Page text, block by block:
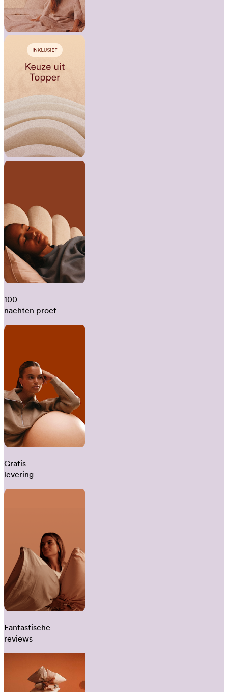
100
nachten proef
Gratis
levering
Fantastische
reviews